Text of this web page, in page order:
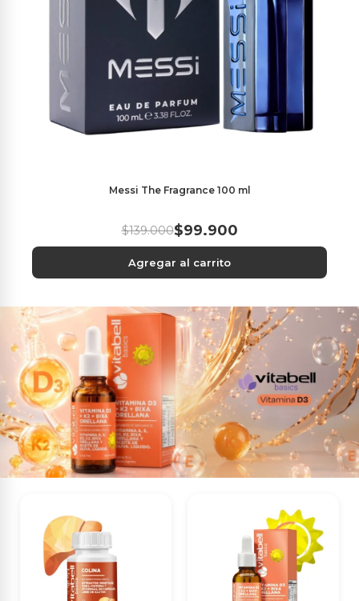
Messi The Fragrance 100 ml
$139.000$99.900
Agregar al carrito